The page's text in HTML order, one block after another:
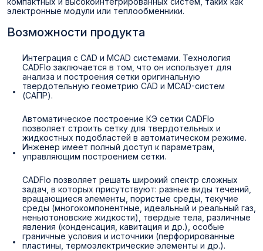
электронные модули или теплообменники.
Возможности продукта
Интеграция с CAD и MCAD системами. Технология
CADFlo заключается в том, что он использует для
анализа и построения сетки оригинальную
твердотельную геометрию CAD и MCAD-систем
(САПР).
Автоматическое построение КЭ сетки CADFlo
позволяет строить сетку для твердотельных и
жидкостных подобластей в автоматическом режиме.
Инженер имеет полный доступ к параметрам,
управляющим построением сетки.
CADFlo позволяет решать широкий спектр сложных
задач, в которых присутствуют: разные виды течений,
вращающиеся элементы, пористые среды, текучие
среды (многокомпонентные, идеальный и реальный газ,
неньютоновские жидкости), твердые тела, различные
явления (конденсация, кавитация и др.), особые
граничные условия и источники (перфорированные
пластины, термоэлектрические элементы и др.).